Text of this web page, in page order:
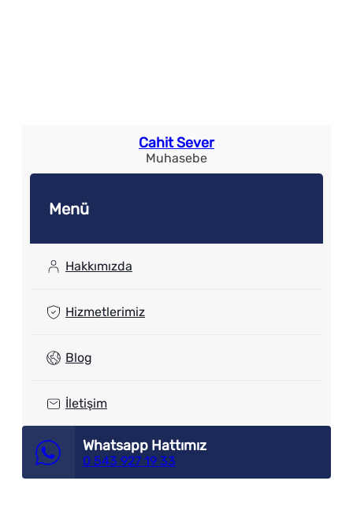
Cahit Sever
Muhasebe
Menü
Hakkımızda
Hizmetlerimiz
Blog
İletişim
Whatsapp Hattımız
0 543 927 19 33